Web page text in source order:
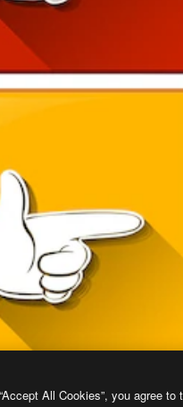
All Cookies”, you agree